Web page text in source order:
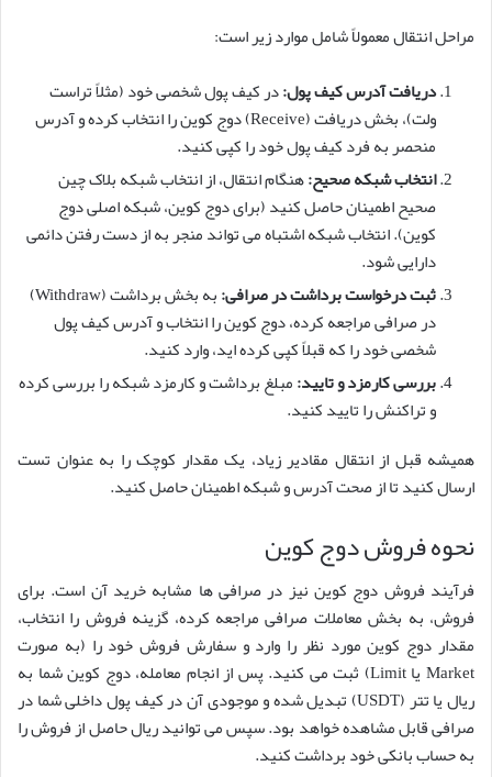
مراحل انتقال معمولاً شامل موارد زیر است:
دریافت آدرس کیف پول:در کیف پول شخصی خود (مثلاً تراست
ولت)، بخش دریافت (Receive) دوج کوین را انتخاب کرده و آدرس
منحصر به فرد کیف پول خود را کپی کنید.
انتخاب شبکه صحیح:هنگام انتقال، از انتخاب شبکه بلاک چین
صحیح اطمینان حاصل کنید (برای دوج کوین، شبکه اصلی دوج
کوین). انتخاب شبکه اشتباه می تواند منجر به از دست رفتن دائمی
دارایی شود.
ثبت درخواست برداشت در صرافی:
به بخش برداشت (Withdraw)
در صرافی مراجعه کرده، دوج کوین را انتخاب و آدرس کیف پول
شخصی خود را که قبلاً کپی کرده اید، وارد کنید.
بررسی کارمزد و تایید:مبلغ برداشت و کارمزد شبکه را بررسی کرده
و تراکنش را تایید کنید.
همیشه قبل از انتقال مقادیر زیاد، یک مقدار کوچک را به عنوان تست
ارسال کنید تا از صحت آدرس و شبکه اطمینان حاصل کنید.
نحوه فروش دوج کوین
فرآیند فروش دوج کوین نیز در صرافی ها مشابه خرید آن است. برای
فروش، به بخش معاملات صرافی مراجعه کرده، گزینه فروش را انتخاب،
مقدار دوج کوین مورد نظر را وارد و سفارش فروش خود را (به صورت
Market یا Limit) ثبت می کنید. پس از انجام معامله، دوج کوین شما به
ریال یا تتر (USDT) تبدیل شده و موجودی آن در کیف پول داخلی شما در
صرافی قابل مشاهده خواهد بود. سپس می توانید ریال حاصل از فروش را
به حساب بانکی خود برداشت کنید.